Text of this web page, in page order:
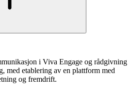
i Viva Engage og rådgivning
med etablering av en plattform med
og fremdrift.